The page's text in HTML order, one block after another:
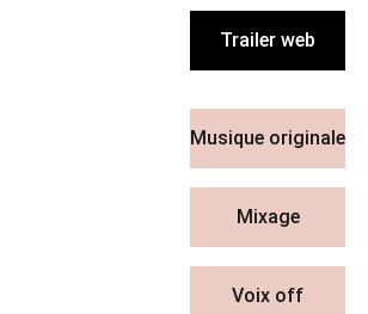
Trailer web
Musique originale
Mixage
Voix off